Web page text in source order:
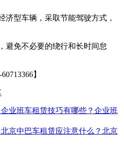
济型车辆，采取节能驾驶方式，
避免不必要的绕行和长时间怠
】
企业班车租赁技巧有哪些？企业班
北京中巴车租赁应注意什么？北京